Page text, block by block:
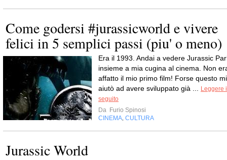
Come godersi #jurassicworld e vivere
felici in 5 semplici passi (piu' o meno)
Era il 1993. Andai a vedere Jurassic
insieme a mia cugina al cinema. Non
affatto il mio primo film! Forse questo mi
aiutò ad avere sviluppato già ...
Leggere
seguito
Da Furio Spinosi
CINEMA CULTURA
Jurassic World